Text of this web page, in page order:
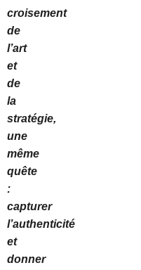
croisement
de
l’art
et
de
la
stratégie,
une
même
quête
:
capturer
l’authenticité
et
donner